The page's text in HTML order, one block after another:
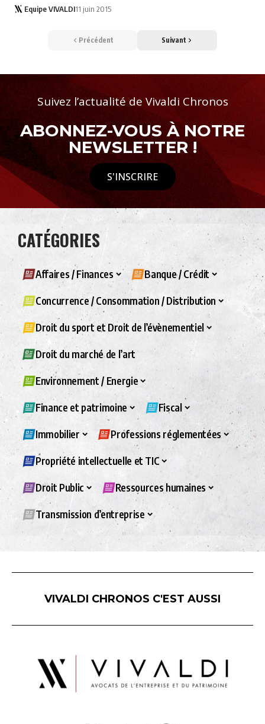
Equipe VIVALDI11 juin 2015
Précédent Suivant
Suivez l’actualité de Vivaldi Chronos
ABONNEZ-VOUS À NOTRE
NEWSLETTER !
S'INSCRIRE
CATÉGORIES
Affaires / Finances Banque / Crédit
Concurrence / Consommation / Distribution
Droit du sport et Droit de l’évènementiel
Droit du marché de l’art
Environnement / Energie
Finance et patrimoine Fiscal
Immobilier Professions réglementées
Propriété intellectuelle et TIC
Droit Public Ressources humaines
Transmission d’entreprise
VIVALDI CHRONOS C'EST AUSSI